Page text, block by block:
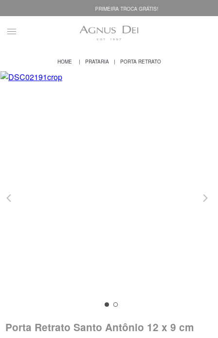
PRIMEIRA TROCA GRÁTIS!
PRATARIA PORTA RETRATO
Porta Retrato Santo Antônio 12 x 9 cm